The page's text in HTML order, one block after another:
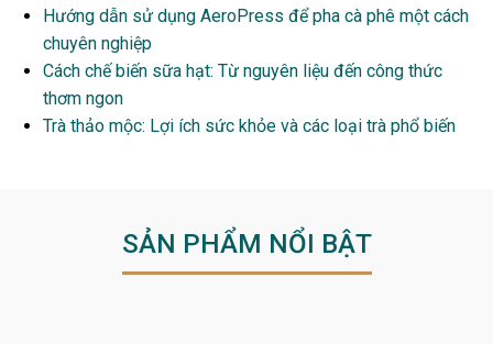
Hướng dẫn sử dụng AeroPress để pha cà phê một cách
chuyên nghiệp
Cách chế biến sữa hạt: Từ nguyên liệu đến công thức
thơm ngon
Trà thảo mộc: Lợi ích sức khỏe và các loại trà phổ biến
SẢN PHẨM NỔI BẬT